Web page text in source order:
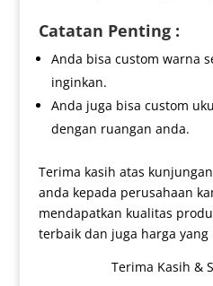
Catatan Penting :
Anda bisa custom warna
inginkan.
Anda juga bisa custom
dengan ruangan anda.
Terima kasih atas
anda kepada perusahaan
mendapatkan kualitas
terbaik dan juga harga yang
Terima Kasih &